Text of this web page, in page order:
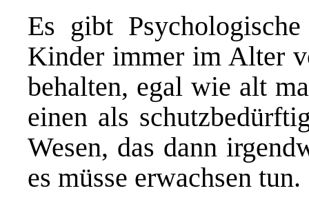
Es gibt
Kinder immer im Alter
behalten, egal wie alt
einen als
Wesen, das dann
es müsse erwachsen tun.